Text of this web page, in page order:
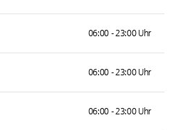
06:00 - 23:00 Uhr
06:00 - 23:00 Uhr
06:00 - 23:00 Uhr